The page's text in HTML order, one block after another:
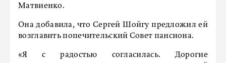
Матвиенко.
Она добавила, что Сергей Шойгу предложил ей
возглавить попечительский Совет пансиона.
«Я с радостью согласилась. Дорогие